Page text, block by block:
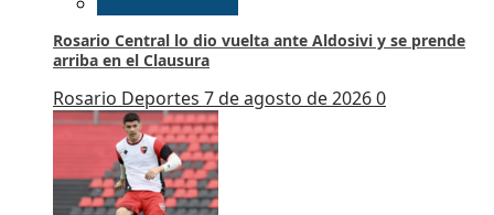
Rosario Central lo dio vuelta ante Aldosivi y se prende
arriba en el Clausura
Rosario Deportes 7 de agosto de 20260